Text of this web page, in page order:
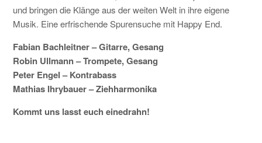
und bringen die Klänge aus der weiten Welt in ihre eigene
Musik. Eine erfrischende Spurensuche mit Happy End.
Fabian Bachleitner – Gitarre, Gesang
Robin Ullmann – Trompete, Gesang
Peter Engel – Kontrabass
Mathias Ihrybauer – Ziehharmonika
Kommt uns lasst euch einedrahn!